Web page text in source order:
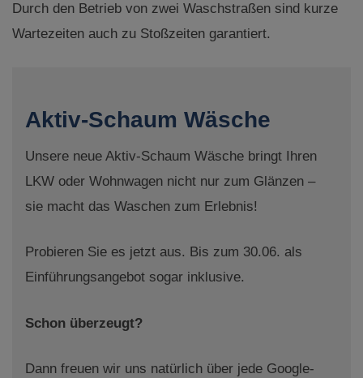
Durch den Betrieb von zwei Waschstraßen sind kurze
Wartezeiten auch zu Stoßzeiten garantiert.
Aktiv-Schaum Wäsche
Unsere neue Aktiv-Schaum Wäsche bringt Ihren
LKW oder Wohnwagen nicht nur zum Glänzen –
sie macht das Waschen zum Erlebnis!
Probieren Sie es jetzt aus. Bis zum 30.06. als
Einführungsangebot sogar inklusive.
Schon überzeugt?
Dann freuen wir uns natürlich über jede Google-